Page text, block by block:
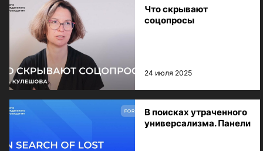
Что скрывают
соцопросы
24 июля 2025
В поисках утраченного
универсализма. Панели